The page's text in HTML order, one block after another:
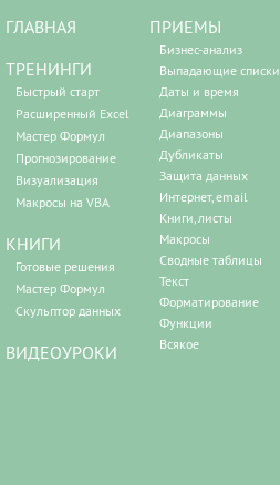
ГЛАВНАЯ
ТРЕНИНГИ
Быстрый старт
Расширенный Excel
Мастер Формул
Прогнозирование
Визуализация
Макросы на VBA
КНИГИ
Готовые решения
Мастер Формул
Скульптор данных
ВИДЕОУРОКИ
ПРИЕМЫ
Бизнес-анализ
Выпадающие списки
Даты и время
Диаграммы
Диапазоны
Дубликаты
Защита данных
Интернет, email
Книги, листы
Макросы
Сводные таблицы
Текст
Форматирование
Функции
Всякое